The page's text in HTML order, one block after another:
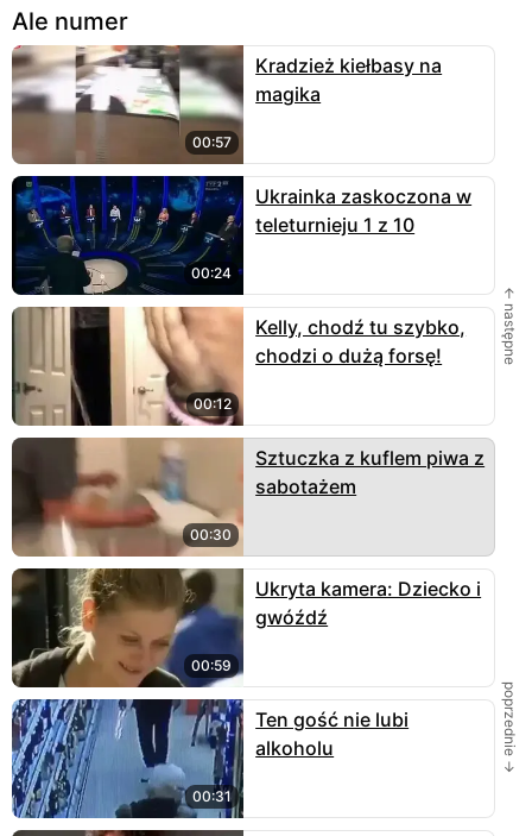
Ale numer
00:57
Kradzież kiełbasy na
magika
00:24
Ukrainka zaskoczona w
teleturnieju 1 z 10
00:12
Kelly, chodź tu szybko,
chodzi o dużą forsę!
00:30
Sztuczka z kuflem piwa z
sabotażem
00:59
Ukryta kamera: Dziecko i
gwóźdź
00:31
Ten gość nie lubi
alkoholu
← następne
poprzednie →